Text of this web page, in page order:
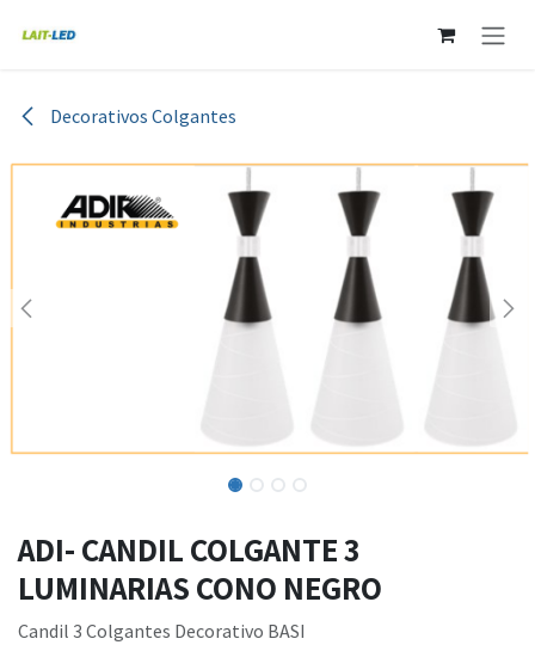
Decorativos Colgantes
ADI- CANDIL COLGANTE 3
LUMINARIAS CONO NEGRO
Candil 3 Colgantes Decorativo BASI